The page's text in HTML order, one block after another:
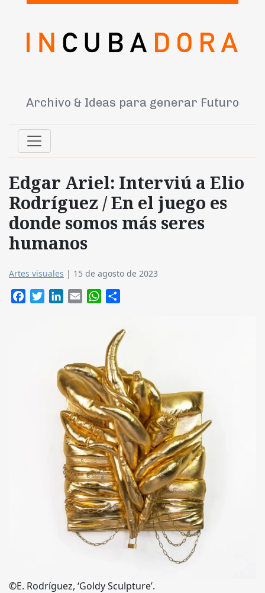
Archivo & Ideas para generar Futuro
Edgar Ariel: Interviú a Elio
Rodríguez / En el juego es
donde somos más seres
humanos
Artes visuales | 15 de agosto de 2023
FacebookTwitterLinkedIn
Email WhatsApp
©E. Rodríguez, ‘Goldy Sculpture’.